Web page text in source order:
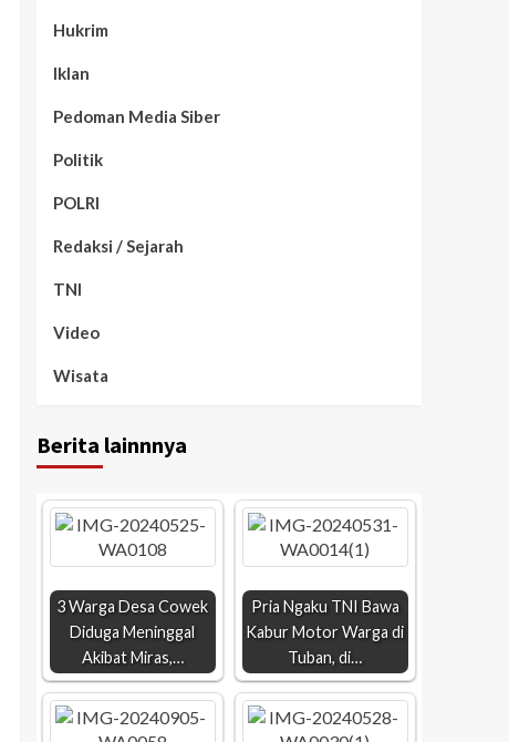
Hukrim
Iklan
Pedoman Media Siber
Politik
POLRI
Redaksi / Sejarah
TNI
Video
Wisata
Berita lainnnya
3 Warga Desa Cowek
Diduga Meninggal
Akibat Miras,…
Pria Ngaku TNI Bawa
Kabur Motor Warga di
Tuban, di…